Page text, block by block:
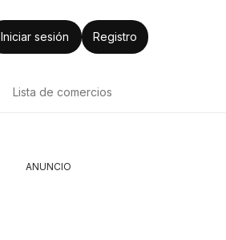
Iniciar sesión Registro
Lista de comercios
ANUNCIO